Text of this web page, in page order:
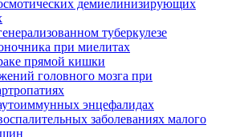
демиелинизирующих
туберкулезе
при миелитах
прямой кишки
головного мозга при
энцефалидах
заболеваниях малого